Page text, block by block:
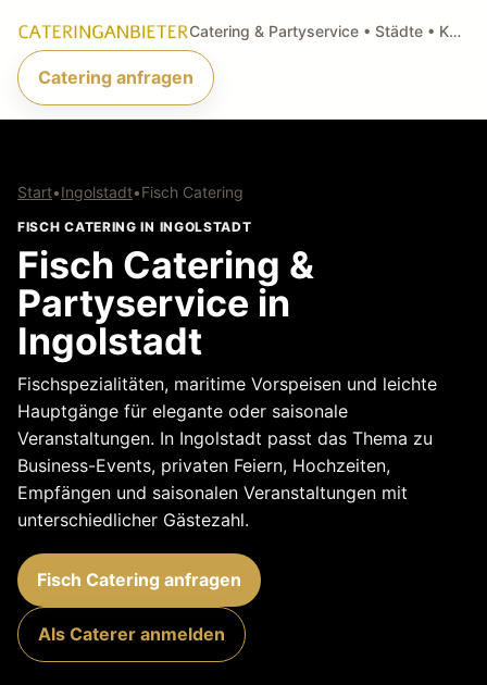
Catering & Partyservice • Städte • Küchenarten • Anfragen
Catering anfragen
Start•Ingolstadt•Fisch Catering
FISCH CATERING IN INGOLSTADT
Fisch Catering &
Partyservice in
Ingolstadt
Fischspezialitäten, maritime Vorspeisen und leichte
Hauptgänge für elegante oder saisonale
Veranstaltungen. In Ingolstadt passt das Thema zu
Business-Events, privaten Feiern, Hochzeiten,
Empfängen und saisonalen Veranstaltungen mit
unterschiedlicher Gästezahl.
Fisch Catering anfragen
Als Caterer anmelden